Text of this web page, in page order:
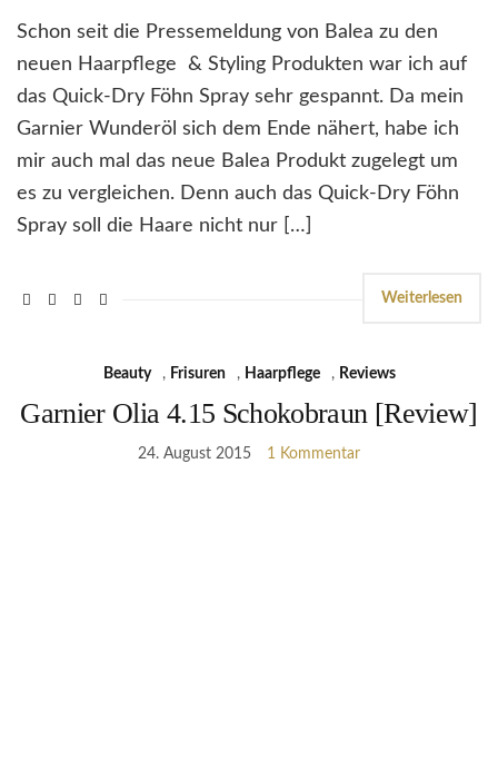
Schon seit die Pressemeldung von Balea zu den
neuen Haarpflege & Styling Produkten war ich auf
das Quick-Dry Föhn Spray sehr gespannt. Da mein
Garnier Wunderöl sich dem Ende nähert, habe ich
mir auch mal das neue Balea Produkt zugelegt um
es zu vergleichen. Denn auch das Quick-Dry Föhn
Spray soll die Haare nicht nur […]
Weiterlesen
Beauty , Frisuren , Haarpflege , Reviews
Garnier Olia 4.15 Schokobraun [Review]
24. August 2015 1 Kommentar